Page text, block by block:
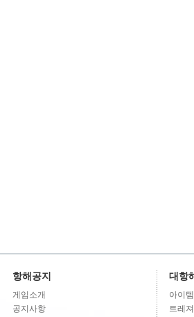
항해공지
게임소개
공지사항
대항
아이템
트레